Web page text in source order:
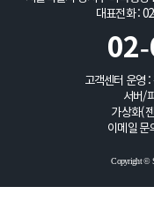
대표전화 :
고객센터 운영
서버/
가상화(
이메일 문
Copyright ©